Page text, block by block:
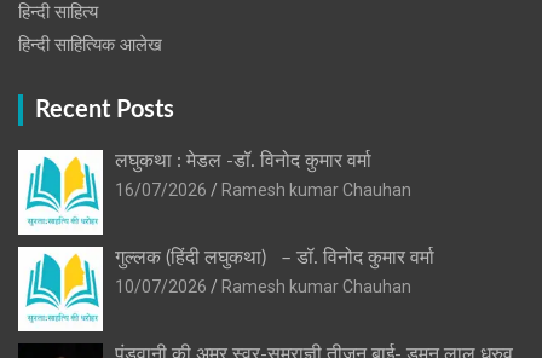
हिन्दी साहित्य
हिन्दी साहित्यिक आलेख
Recent Posts
लघुकथा : मेडल -डॉ. विनोद कुमार वर्मा
16/07/2026
Ramesh kumar Chauhan
गुल्लक (हिंदी लघुकथा) – डॉ. विनोद कुमार वर्मा
10/07/2026
Ramesh kumar Chauhan